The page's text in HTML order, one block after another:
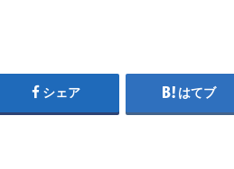
シェア はてブ